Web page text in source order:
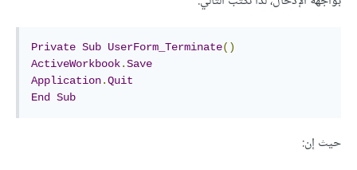
Private Sub UserForm_Terminate()
ActiveWorkbook.Save
Application.Quit
End
Sub
حيث إن: